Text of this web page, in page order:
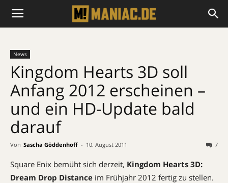
News
Kingdom Hearts 3D soll
Anfang 2012 erscheinen –
und ein HD-Update bald
darauf
Von Sascha Göddenhoff - 10. August 2011 7
Square Enix bemüht sich derzeit, Kingdom Hearts 3D:
Dream Drop Distance im Frühjahr 2012 fertig zu stellen.